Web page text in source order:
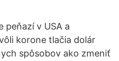
peňazí v USA a
korone tlačia dolár
spôsobov ako zmeniť